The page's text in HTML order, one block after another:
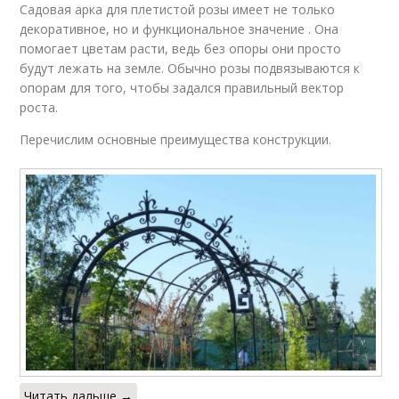
Садовая арка для плетистой розы имеет не только
декоративное, но и функциональное значение . Она
помогает цветам расти, ведь без опоры они просто
будут лежать на земле. Обычно розы подвязываются к
опорам для того, чтобы задался правильный вектор
роста.
Перечислим основные преимущества конструкции.
Читать дальше →